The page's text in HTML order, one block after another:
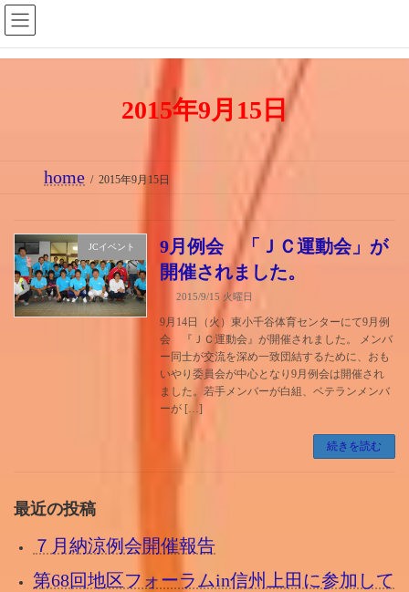
コ
ン
テ
プ
ナ
ビ
ゲ
動
2015年9月15日
home 2015年9月15日
JCイベント
9月例会 「ＪＣ運動会」が
開催されました。
2015/9/15 火曜日
9月14日（火）東小千谷体育センターにて9月例
会 『ＪＣ運動会』が開催されました。 メンバ
ー同士が交流を深め一致団結するために、おも
いやり委員会が中心となり9月例会は開催され
ました。若手メンバーが白組、ベテランメンバ
ーが […]
続きを読む
最近の投稿
７月納涼例会開催報告
第68回地区フォーラムin信州上田に参加して